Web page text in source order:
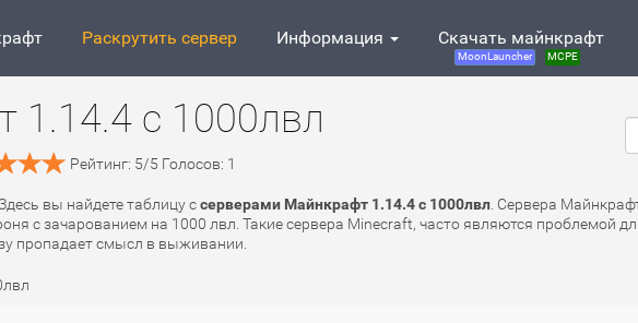
Раскрутить сервер Информация Скачать майнкрафт
MoonLauncher MCPE
1.14.4 с 1000лвл
Рейтинг: 5/5 Голосов: 1
вы найдете таблицу ссерверами Майнкрафт 1.14.4 с 1000лвл . Сервера
с зачарованием на 1000 лвл. Такие сервера Minecraft, часто являются проблемой
пропадает смысл в выживании.